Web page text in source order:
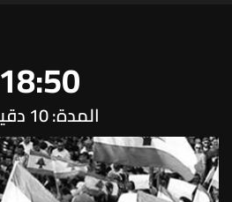
18:50
المدة: 10 دقيقة